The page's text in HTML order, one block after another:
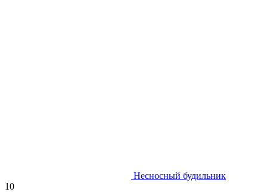
Несносный будильник
10